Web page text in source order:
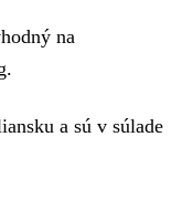
na
a sú v súlade